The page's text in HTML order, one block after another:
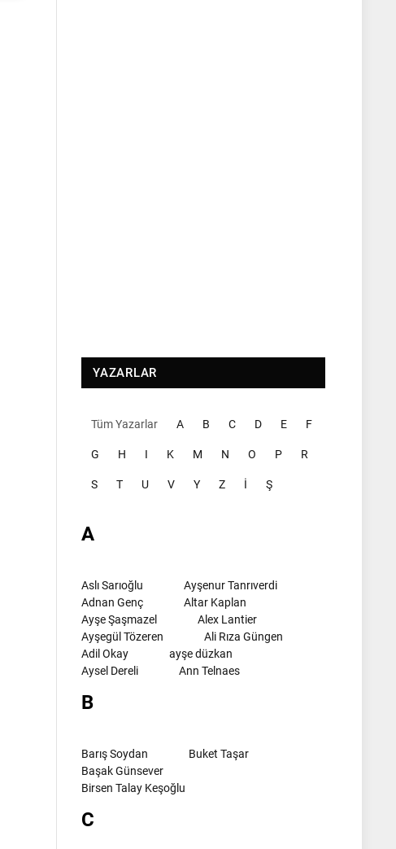
YAZARLAR
Tüm Yazarlar A B C D E F
G H I K M N O P R
S T U V Y Z İ Ş
A
Aslı Sarıoğlu
Ayşenur Tanrıverdi
Adnan Genç
Altar Kaplan
Ayşe Şaşmazel
Alex Lantier
Ayşegül Tözeren
Ali Rıza Güngen
Adil Okay
ayşe düzkan
Aysel Dereli
Ann Telnaes
B
Barış Soydan
Buket Taşar
Başak Günsever
Birsen Talay Keşoğlu
C